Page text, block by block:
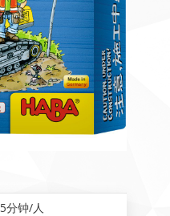
5分钟/人